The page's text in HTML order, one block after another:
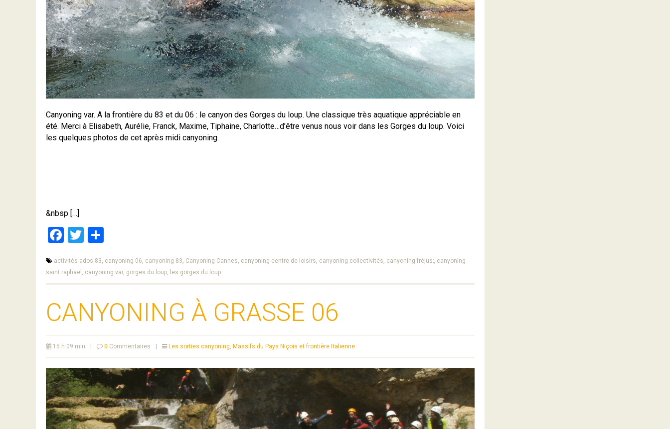
Canyoning var. A la frontière du 83 et du 06 : le canyon des Gorges du loup. Une classique très aquatique appréciable en
été. Merci à Elisabeth, Aurélie, Franck, Maxime, Tiphaine, Charlotte…d’être venus nous voir dans les Gorges du loup. Voici
les quelques photos de cet après midi canyoning.
&nbsp […]
Facebook
Twitter
activités ados 83, canyoning 06, canyoning 83, Canyoning Cannes, canyoning centre de loisirs, canyoning collectivités, canyoning fréjus;, canyoning
saint raphael, canyoning var, gorges du loup, les gorges du loup
CANYONING À GRASSE 06
15 h 09 min 0 Commentaires Les sorties canyoning, Massifs du Pays Niçois et frontière Italienne